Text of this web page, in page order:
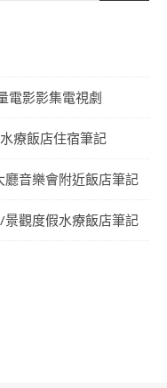
電影影集電視劇
療飯店住宿筆記
廳音樂會附近飯店筆記
景觀度假水療飯店筆記